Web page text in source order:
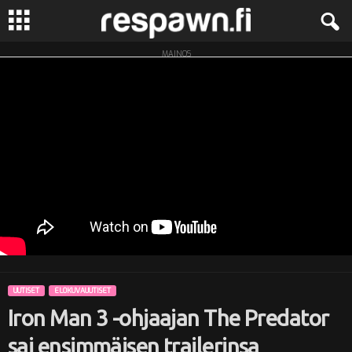
R
w
MAINOS
UUTISET ELOKUVAUUTISET
Iron Man 3 -ohjaajan The Predator
sai ensimmäisen trailerinsa